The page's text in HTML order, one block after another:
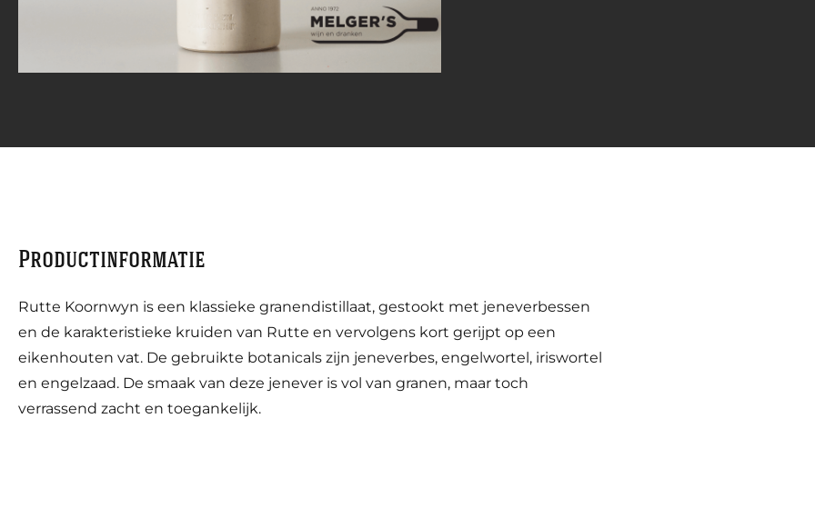
Productinformatie
Rutte Koornwyn is een klassieke granendistillaat, gestookt met jeneverbessen
en de karakteristieke kruiden van Rutte en vervolgens kort gerijpt op een
eikenhouten vat. De gebruikte botanicals zijn jeneverbes, engelwortel, iriswortel
en engelzaad. De smaak van deze jenever is vol van granen, maar toch
verrassend zacht en toegankelijk.